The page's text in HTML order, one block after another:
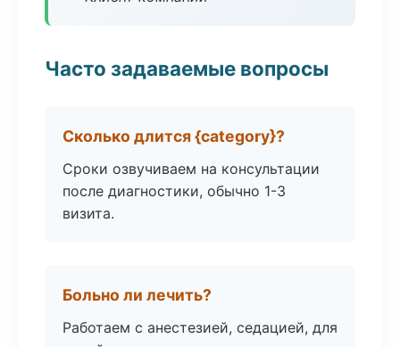
Часто задаваемые вопросы
Сколько длится {category}?
Сроки озвучиваем на консультации
после диагностики, обычно 1-3
визита.
Больно ли лечить?
Работаем с анестезией, седацией, для